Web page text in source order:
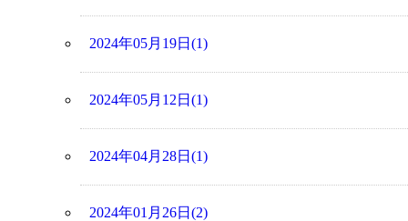
2024年05月19日(1)
2024年05月12日(1)
2024年04月28日(1)
2024年01月26日(2)